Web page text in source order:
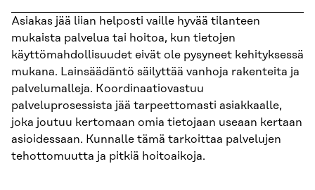
Asiakas jää liian helposti vaille hyvää tilanteen
mukaista palvelua tai hoitoa, kun tietojen
käyttömahdollisuudet eivät ole pysyneet kehityksessä
mukana. Lainsäädäntö säilyttää vanhoja rakenteita ja
palvelumalleja. Koordinaatiovastuu
palveluprosessista jää tarpeettomasti asiakkaalle,
joka joutuu kertomaan omia tietojaan useaan kertaan
asioidessaan. Kunnalle tämä tarkoittaa palvelujen
tehottomuutta ja pitkiä hoitoaikoja.